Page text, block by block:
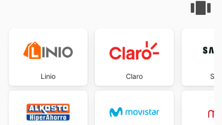
Linio Claro